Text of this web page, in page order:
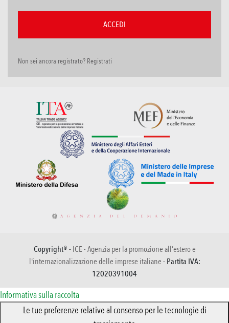
Non sei ancora registrato? Registrati
Copyright® - ICE - Agenzia per la promozione all’estero e
l'internazionalizzazione delle imprese italiane - Partita IVA:
12020391004
Informativa sulla raccolta
Le tue preferenze relative al consenso per le tecnologie di